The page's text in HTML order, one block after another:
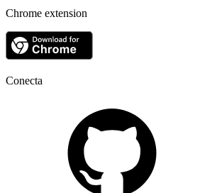
Chrome extension
Conecta